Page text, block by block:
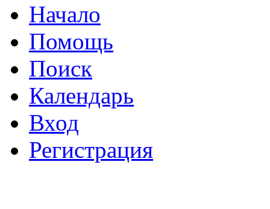
Начало
Помощь
Поиск
Календарь
Вход
Регистрация